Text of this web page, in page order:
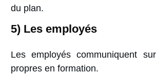
du plan.
5) Les employés
Les employés communiquent
propres en formation.